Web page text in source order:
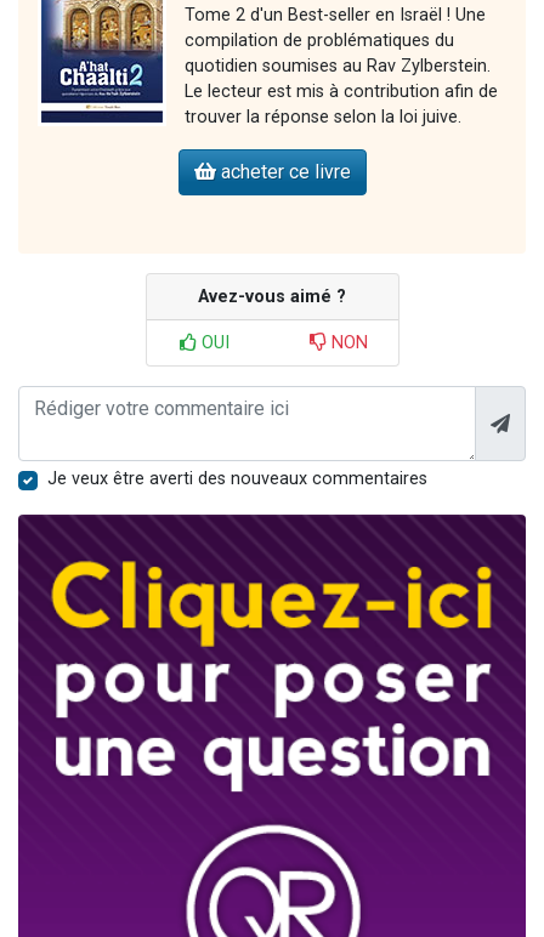
Tome 2 d'un Best-seller en Israël ! Une
compilation de problématiques du
quotidien soumises au Rav Zylberstein.
Le lecteur est mis à contribution afin de
trouver la réponse selon la loi juive.
acheter ce livre
Avez-vous aimé ?
OUI NON
Je veux être averti des nouveaux commentaires